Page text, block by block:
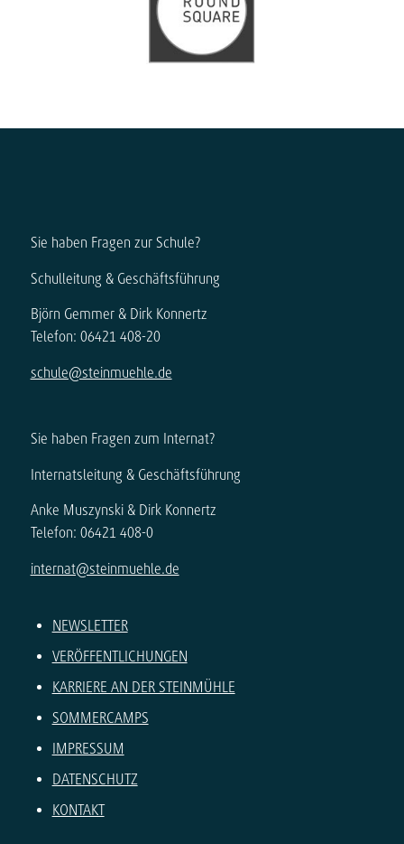
Sie haben Fragen zur Schule?
Schulleitung & Geschäftsführung
Björn Gemmer & Dirk Konnertz
Telefon: 06421 408-20
schule@steinmuehle.de
Sie haben Fragen zum Internat?
Internatsleitung & Geschäftsführung
Anke Muszynski & Dirk Konnertz
Telefon: 06421 408-0
internat@steinmuehle.de
NEWSLETTER
VERÖFFENTLICHUNGEN
KARRIERE AN DER STEINMÜHLE
SOMMERCAMPS
IMPRESSUM
DATENSCHUTZ
KONTAKT